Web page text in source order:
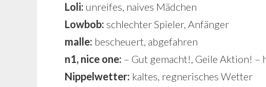
Loli: unreifes, naives Mädchen
Lowbob: schlechter Spieler, Anfänger
malle: bescheuert, abgefahren
n1, nice one: – Gut gemacht!, Geile Aktion! –
Nippelwetter: kaltes, regnerisches Wetter